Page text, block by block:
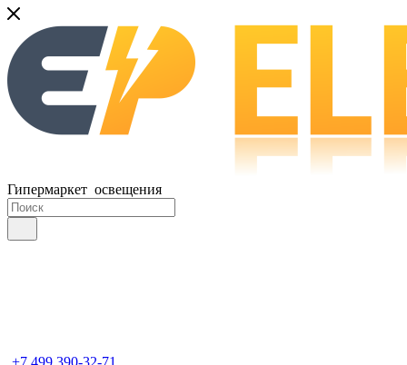
Гипермаркет освещения
+7 499 390-32-71